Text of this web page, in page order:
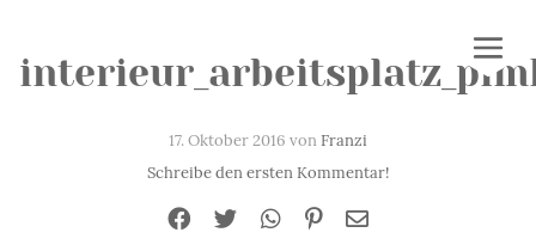
17. Oktober 2016 vonFranzi
Schreibe den ersten Kommentar!